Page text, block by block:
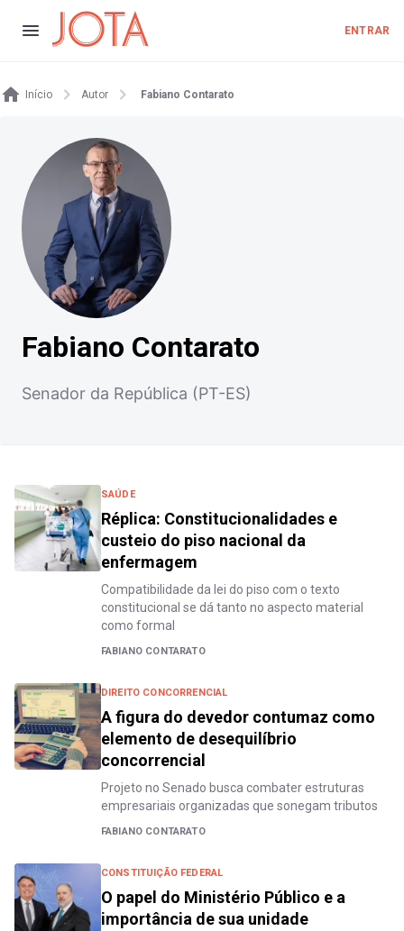
ENTRAR
Início Autor Fabiano Contarato
Fabiano Contarato
Senador da República (PT-ES)
SAÚDE
Réplica: Constitucionalidades e
custeio do piso nacional da
enfermagem
Compatibilidade da lei do piso com o texto
constitucional se dá tanto no aspecto material
como formal
FABIANO CONTARATO
DIREITO CONCORRENCIAL
A figura do devedor contumaz como
elemento de desequilíbrio
concorrencial
Projeto no Senado busca combater estruturas
empresariais organizadas que sonegam tributos
FABIANO CONTARATO
CONSTITUIÇÃO FEDERAL
O papel do Ministério Público e a
importância de sua unidade